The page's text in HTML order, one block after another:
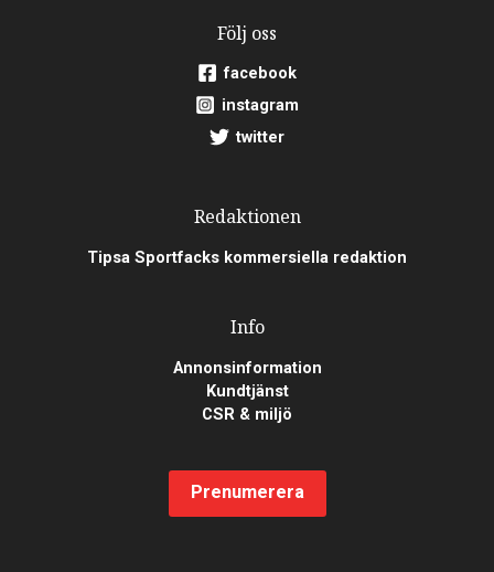
Följ oss
facebook
instagram
twitter
Redaktionen
Tipsa Sportfacks kommersiella redaktion
Info
Annonsinformation
Kundtjänst
CSR & miljö
Prenumerera